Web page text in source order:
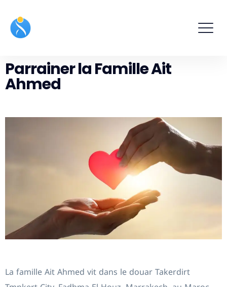
Parrainer la Famille Ait
Ahmed
La famille Ait Ahmed vit dans le douar Takerdirt